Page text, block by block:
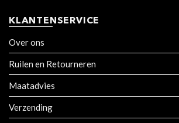
KLANTENSERVICE
Over ons
Ruilen en Retourneren
Maatadvies
Verzending